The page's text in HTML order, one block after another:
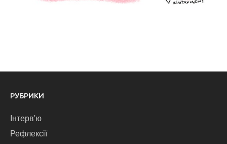
РУБРИКИ
Інтерв'ю
Рефлексії